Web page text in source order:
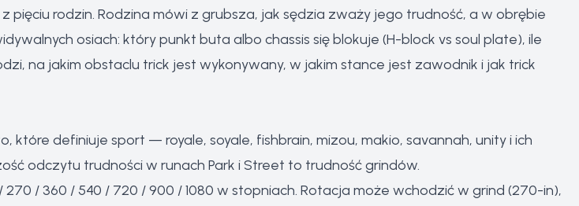
pięciu rodzin. Rodzina mówi z grubsza, jak sędzia zważy jego trudność, a w obrębie
osiach: który punkt buta albo chassis się blokuje (H-block vs soul plate), ile
na jakim obstaclu trick jest wykonywany, w jakim stance jest zawodnik i jak trick
które definiuje sport — royale, soyale, fishbrain, mizou, makio, savannah, unity i ich
odczytu trudności w runach Park i Street to trudność grindów.
/ 360 / 540 / 720 / 900 / 1080 w stopniach. Rotacja może wchodzić w grind (270-in),